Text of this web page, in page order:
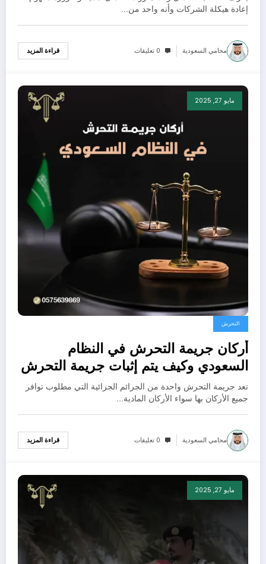
إعادة هيكلة الشركات وأنه واحد من…
محامي السعودية 0 تعليقات قراءة المزيد
مايو 27, 2025
التحرش
أركان جريمة التحرش في النظام
السعودي وكيف يتم إثبات جريمة التحرش
قانونيًا؟
تعد جريمة التحرش واحدة من الجرائم الجزائية التي مطلوب توافر
جميع الأركان بها سواء الأركان المادية…
محامي السعودية 0 تعليقات قراءة المزيد
مايو 27, 2025